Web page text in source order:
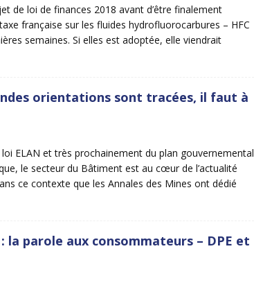
de loi de finances 2018 avant d’être finalement
française sur les fluides hydrofluorocarbures – HFC
semaines. Si elles est adoptée, elle viendrait
orientations sont tracées, il faut à
ELAN et très prochainement du plan gouvernemental
le secteur du Bâtiment est au cœur de l’actualité
ce contexte que les Annales des Mines ont dédié
la parole aux consommateurs – DPE et